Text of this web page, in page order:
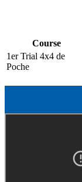
Course
1er Trial 4x4 de
Poche